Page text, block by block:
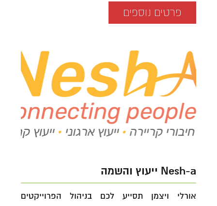
פרטים נוספים
Nesh-a ייעוץ והשמה
אורלי ויצמן תסייע לכם בניהול הפרוייקטים